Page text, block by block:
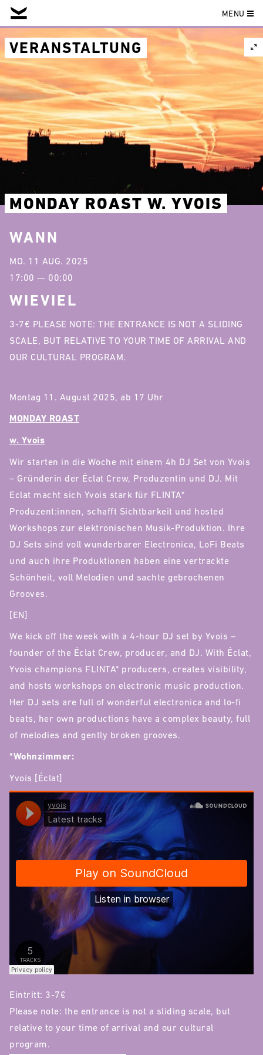
Skip
to
content
MENU
VERANSTALTUNG
MONDAY ROAST W. YVOIS
Montag 11. August 2025, ab 17 Uhr
MONDAY ROAST
w. Yvois
Wir starten in die Woche mit einem 4h DJ Set von Yvois
– Gründerin der Éclat Crew, Produzentin und DJ. Mit
Eclat macht sich Yvois stark für FLINTA*
Produzent:innen, schafft Sichtbarkeit und hosted
Workshops zur elektronischen Musik-Produktion. Ihre
DJ Sets sind voll wunderbarer Electronica, LoFi Beats
und auch ihre Produktionen haben eine vertrackte
Schönheit, voll Melodien und sachte gebrochenen
Grooves.
[EN]
We kick off the week with a 4-hour DJ set by Yvois –
founder of the Éclat Crew, producer, and DJ. With Éclat,
Yvois champions FLINTA* producers, creates visibility,
and hosts workshops on electronic music production.
Her DJ sets are full of wonderful electronica and lo-fi
beats, her own productions have a complex beauty, full
of melodies and gently broken grooves.
*Wohnzimmer:
Yvois [Éclat]
Eintritt: 3-7€
Please note: the entrance is not a sliding scale, but
relative to your time of arrival and our cultural
program.
WANN
MO. 11 AUG. 2025
17:00 — 00:00
WIEVIEL
3-7€ PLEASE NOTE: THE ENTRANCE IS NOT A SLIDING
SCALE, BUT RELATIVE TO YOUR TIME OF ARRIVAL AND
OUR CULTURAL PROGRAM.